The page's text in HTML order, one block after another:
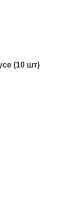
(10 шт)